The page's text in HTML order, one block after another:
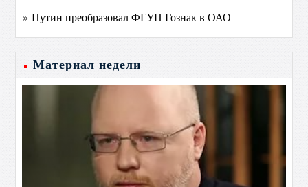
» Путин преобразовал ФГУП Гознак в ОАО
Материал недели